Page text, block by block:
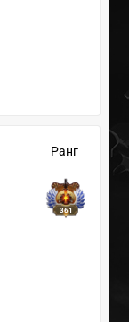
Ранг
361